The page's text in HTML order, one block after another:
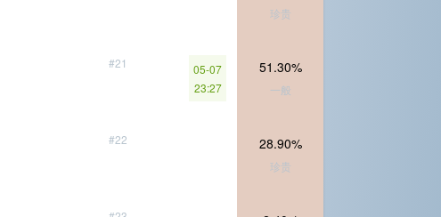
珍贵
#21
05-07
23:27
51.30%
一般
#22 28.90%
珍贵